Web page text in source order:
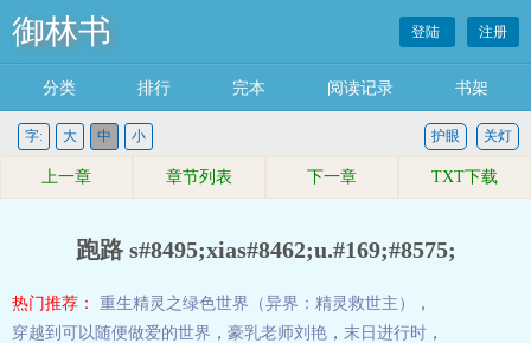
御林书 登陆 注册
分类 排行 完本 阅读记录 书架
字: 大 中 小 关灯
护眼
上一章 章节列表 下一章 TXT下载
跑路 s#8495;xias#8462;u.#169;#8575;
热门推荐： 重生精灵之绿色世界（异界：精灵救世主）
，
穿越到可以随便做爱的世界 ， 豪乳老师刘艳 ， 末日进行时 ，